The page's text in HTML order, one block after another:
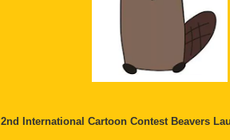
2nd International Cartoon Contest Beavers